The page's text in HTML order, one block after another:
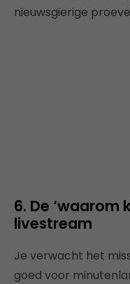
nieuwsgierige
6. De ‘waarom
livestream
Je verwacht het
goed voor